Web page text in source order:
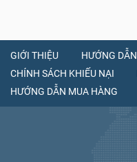
GIỚI THIỆU HƯỚNG DẪN
CHÍNH SÁCH KHIẾU NẠI
HƯỚNG DẪN MUA HÀNG